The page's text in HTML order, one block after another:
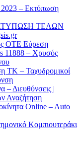
– Εκτύπωση
ΤΕΛΩΝ
ΟΤΕ Εύρεση
11888 – Χρυσός
ΤΚ – Ταχυδρομικοί
Διευθύνσεις |
Αναζήτηση
Online – Auto
Κομπιουτεράκι